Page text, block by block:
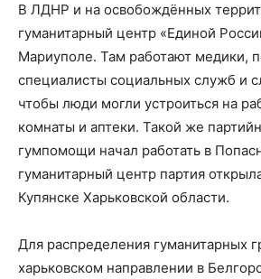
В ЛДНР и на освобождённых
гуманитарный центр «Единой
Мариуполе. Там работают медики,
специалисты социальных служб и
чтобы люди могли устроиться на
комнаты и аптеки. Такой же
гумпомощи начал работать в
гуманитарный центр партия
Купянске Харьковской области.
Для распределения гуманитарных
харьковском направлении в